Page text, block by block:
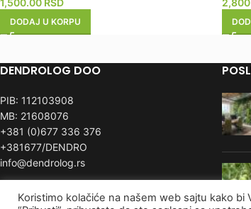
1,500.00 RSD
DODAJ U KORPU
DENDROLOG DOO
PIB: 112103908
MB: 21608076
+381 (0)677 336 376
+381677/DENDRO
info@dendrolog.rs
Koristimo kolačiće na našem web sajtu kako